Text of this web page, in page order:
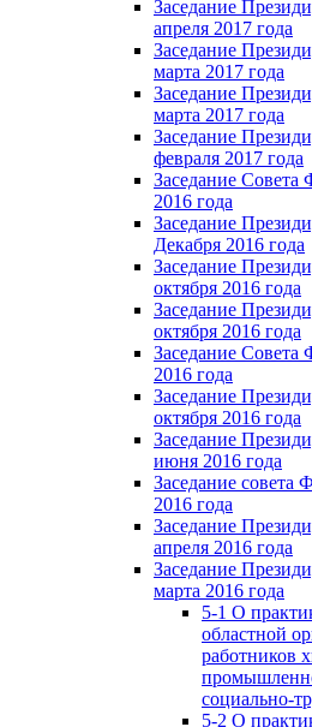
Заседание
апреля 2017 года
Заседание
марта 2017 года
Заседание
марта 2017 года
Заседание
февраля 2017 года
Заседание
2016 года
Заседание
Декабря 2016 года
Заседание
октября 2016 года
Заседание
октября 2016 года
Заседание
2016 года
Заседание
октября 2016 года
Заседание
июня 2016 года
Заседание
2016 года
Заседание
апреля 2016 года
Заседание
марта 2016 года
5-1 О
областной
работников
социально-
5-2 О